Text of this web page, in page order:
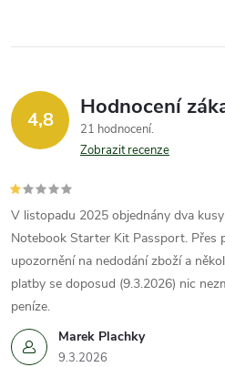
4,8 Hodnocení
21 hodnocení
Zobrazit recenze
Marek Plachky
9.3.2026
V listopadu 2025 objednány dva
Notebook Starter Kit Passport. Přes
upozornění na nedodání zboží a
platby se doposud (9.3.2026) nic
peníze.